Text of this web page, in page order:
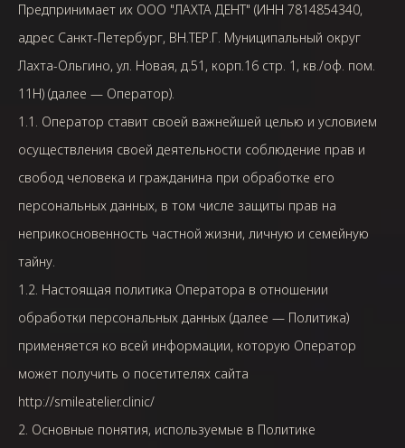
Предпринимает их ООО "ЛАХТА ДЕНТ" (ИНН 7814854340,
адрес Санкт-Петербург, ВН.ТЕР.Г. Муниципальный округ
Лахта-Ольгино, ул. Новая, д.51, корп.16 стр. 1, кв./оф. пом.
11Н) (далее — Оператор).
1.1. Оператор ставит своей важнейшей целью и условием
осуществления своей деятельности соблюдение прав и
свобод человека и гражданина при обработке его
персональных данных, в том числе защиты прав на
неприкосновенность частной жизни, личную и семейную
тайну.
1.2. Настоящая политика Оператора в отношении
обработки персональных данных (далее — Политика)
применяется ко всей информации, которую Оператор
может получить о посетителях сайта
http://smileatelier.clinic/
2. Основные понятия, используемые в Политике